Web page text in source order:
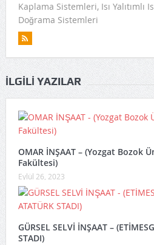
Kaplama Sistemleri, Isı Yalıtımlı
Doğrama Sistemleri
İLGILI YAZILAR
OMAR İNŞAAT – (Yozgat Bozok
Fakültesi)
Eylül 26, 2023
GÜRSEL SELVİ İNŞAAT –
STADI)